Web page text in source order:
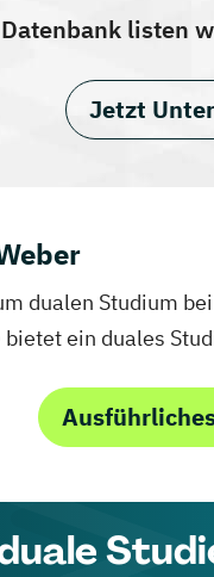
listen
Jetzt
dualen Studium
ein duales